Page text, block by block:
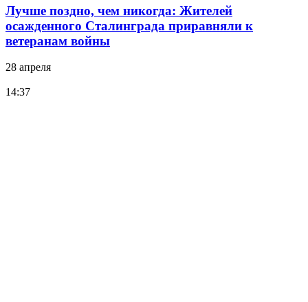
Лучше поздно, чем никогда: Жителей
осажденного Сталинграда приравняли к
ветеранам войны
28 апреля
14:37